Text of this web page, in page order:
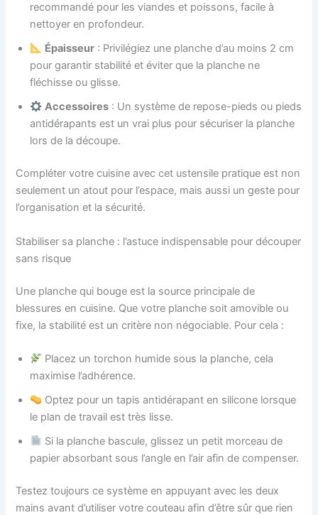
recommandé pour les viandes et poissons, facile à
nettoyer en profondeur.
Épaisseur : Privilégiez une planche d’au moins 2 cm
pour garantir stabilité et éviter que la planche ne
fléchisse ou glisse.
Accessoires : Un système de repose-pieds ou pieds
antidérapants est un vrai plus pour sécuriser la planche
lors de la découpe.
Compléter votre cuisine avec cet ustensile pratique est non
seulement un atout pour l’espace, mais aussi un geste pour
l’organisation et la sécurité.
Stabiliser sa planche : l’astuce indispensable pour découper
sans risque
Une planche qui bouge est la source principale de
blessures en cuisine. Que votre planche soit amovible ou
fixe, la stabilité est un critère non négociable. Pour cela :
Placez un torchon humide sous la planche, cela
maximise l’adhérence.
Optez pour un tapis antidérapant en silicone lorsque
le plan de travail est très lisse.
Si la planche bascule, glissez un petit morceau de
papier absorbant sous l’angle en l’air afin de compenser.
Testez toujours ce système en appuyant avec les deux
mains avant d’utiliser votre couteau afin d’être sûr que rien